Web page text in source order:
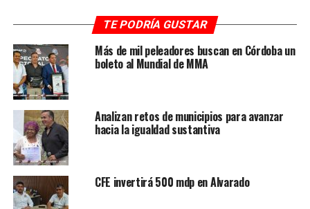
“Pero sólo salió a hacerle daño a las compañeras,
porque sinceramente no encuentro otra palabra para
decir lo que era, un generador de violencia. Él trabajaba
para el Cartel Jalisco Nueva Generación y ahorita para la
banda que se encontraba en este municipio, extorsión,
cobro de piso, se dedicaba a esta persona, todo lo malo
que se hacía en ese municipio, lo más fuerte que se
dedicaba está persona era el cobro de piso”, indicó.
Por otra parte, informó que sólo si los concesionarios
del transporte público renovaran su parque vehicular, se
autorizaría un incremento en las tarifas.
TE PODRÍA GUSTAR
Más de mil peleadores buscan en Córdoba un
boleto al Mundial de MMA
Analizan retos de municipios para avanzar
hacia la igualdad sustantiva
CFE invertirá 500 mdp en Alvarado